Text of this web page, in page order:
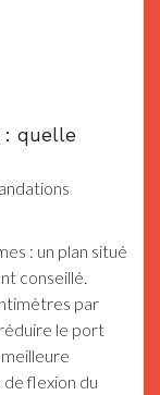
: quelle
: un plan situé
conseillé.
par
le port
flexion du